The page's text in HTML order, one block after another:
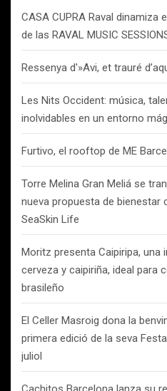
CASA CUPRA Raval dinamiza
de las RAVAL MUSIC
Ressenya d'»Avi, et trauré
Les Nits Occident: música,
inolvidables en un entorno
Furtivo, el rooftop de ME
Torre Melina Gran Meliá se
nueva propuesta de
SeaSkin Life
Moritz presenta Caipiripa, una
cerveza y caipiriña, ideal para
brasileño
El Celler Masroig dona la
primera edició de la seva
juliol